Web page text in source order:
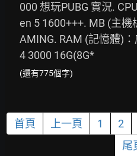
000 想玩PUBG 實況.
en 5 1600+++. MB (主機
AMING. RAM (記憶體)：
4 3000 16G(8G*
(還有775個字)
首頁 上一頁 1 2
尾